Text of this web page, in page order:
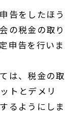
告をしたほう
の税金の取り
申告を行いま
は、税金の取
トとデメリ
るようにしま